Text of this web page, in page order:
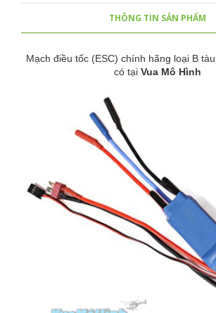
THÔNG TIN SẢN PHẨM
Mạch điều tốc (ESC) chính hãng loại B
có tại Vua Mô Hình